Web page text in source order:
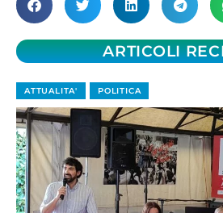
ARTICOLI
ATTUALITA' POLITICA